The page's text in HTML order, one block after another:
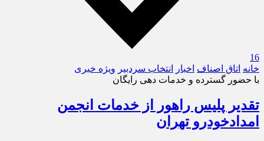
16
خانه اتاق اصناف اخبار انتخاب سردبیر ویژه خبری
با حضور گسترده و خدمات دهی رایگان
تقدیر پلیس راهور از خدمات انجمن
امدادخودرو تهران